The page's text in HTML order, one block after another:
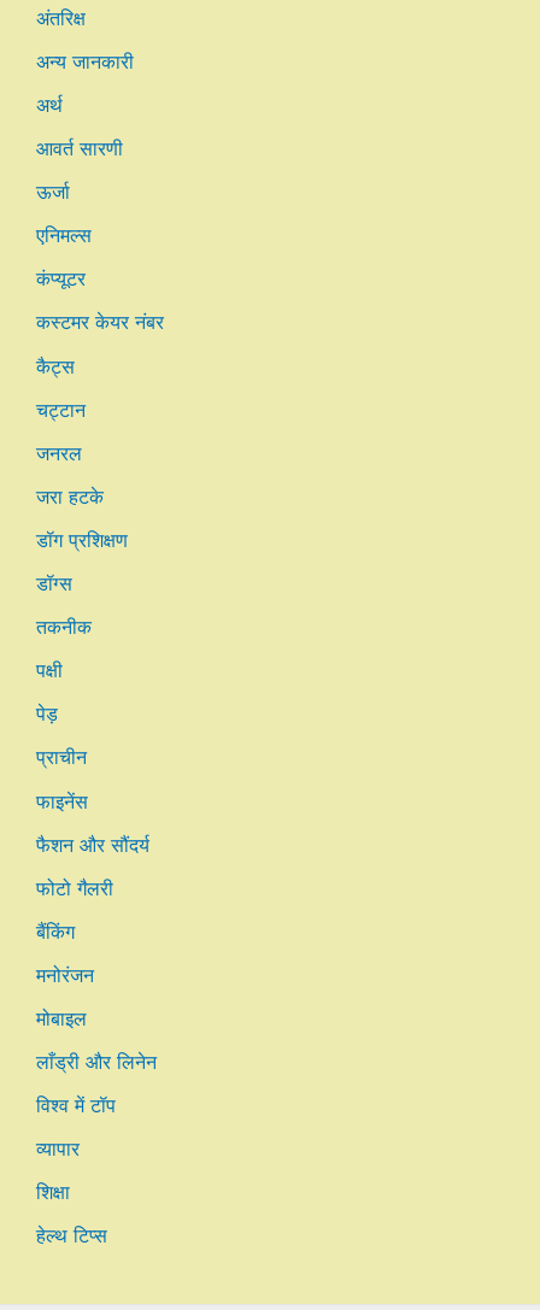
अंतरिक्ष
अन्य जानकारी
अर्थ
आवर्त सारणी
ऊर्जा
एनिमल्स
कंप्यूटर
कस्टमर केयर नंबर
कैट्स
चट्टान
जनरल
जरा हटके
डॉग प्रशिक्षण
डॉग्स
तकनीक
पक्षी
पेड़
प्राचीन
फाइनेंस
फैशन और सौंदर्य
फोटो गैलरी
बैंकिंग
मनोरंजन
मोबाइल
लाँड्री और लिनेन
विश्व में टॉप
व्यापार
शिक्षा
हेल्थ टिप्स